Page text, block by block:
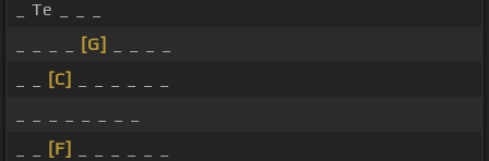
_ Te _ _ _
[G]
[C]
[F]